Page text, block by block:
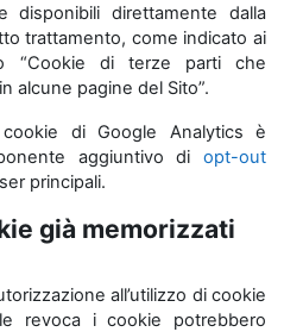
disponibili direttamente dalla
trattamento, come indicato ai
“Cookie di terze parti che
alcune pagine del Sito”.
di Google Analytics è
aggiuntivo di opt-out
principali.
già memorizzati
all’utilizzo di cookie
revoca i cookie potrebbero